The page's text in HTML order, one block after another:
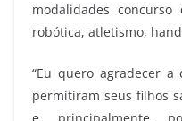
modalidades
robótica, atletismo,
“Eu quero agradecer
permitiram seus filhos